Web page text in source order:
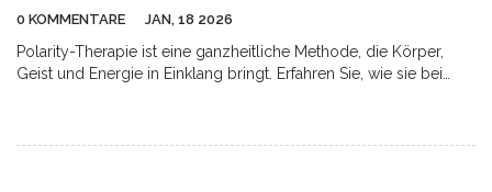
0 KOMMENTARE JAN, 18 2026
Polarity-Therapie ist eine ganzheitliche Methode, die Körper,
Geist und Energie in Einklang bringt. Erfahren Sie, wie sie bei